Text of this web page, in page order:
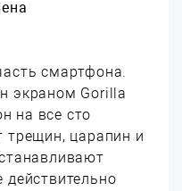
смартфона.
экраном Gorilla
на все сто
трещин, царапин и